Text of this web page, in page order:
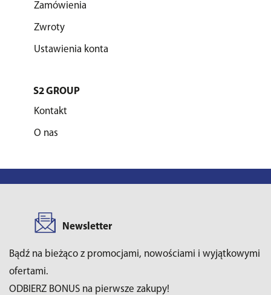
Zamówienia
Zwroty
Ustawienia konta
S2 GROUP
Kontakt
O nas
Newsletter
Bądź na bieżąco z promocjami, nowościami i wyjątkowymi
ofertami.
ODBIERZ BONUS na pierwsze zakupy!